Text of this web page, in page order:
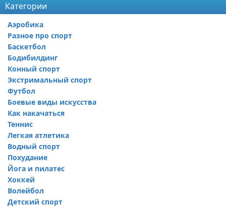
Категории
Аэробика
Разное про спорт
Баскетбол
Бодибилдинг
Конный спорт
Экстримальный спорт
Футбол
Боевые виды искусства
Как накачаться
Теннис
Легкая атлетика
Водный спорт
Похудание
Йога и пилатес
Хоккей
Волейбол
Детский спорт